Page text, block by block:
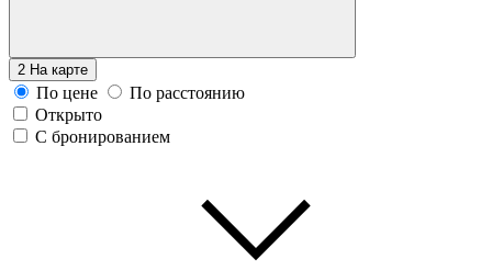
2 На карте
По цене
По расстоянию
Открыто
С бронированием